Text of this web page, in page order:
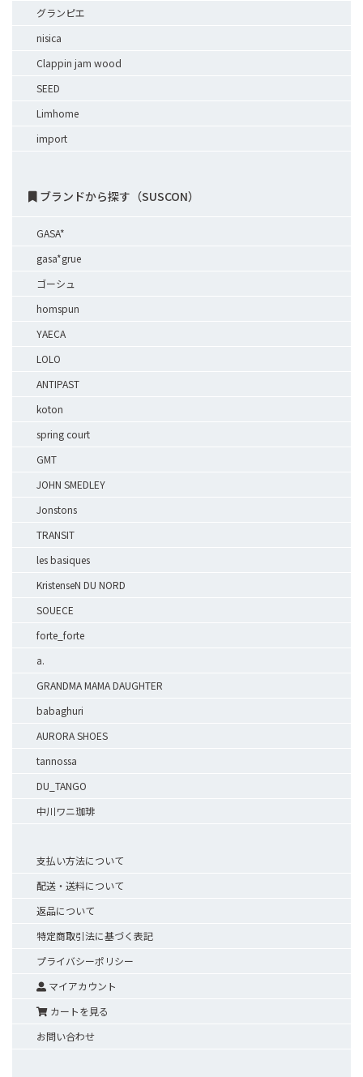
グランピエ
nisica
Clappin jam wood
SEED
Limhome
import
ブランドから探す（SUSCON）
GASA*
gasa*grue
ゴーシュ
homspun
YAECA
LOLO
ANTIPAST
koton
spring court
GMT
JOHN SMEDLEY
Jonstons
TRANSIT
les basiques
KristenseN DU NORD
SOUECE
forte_forte
a.
GRANDMA MAMA DAUGHTER
babaghuri
AURORA SHOES
tannossa
DU_TANGO
中川ワニ珈琲
支払い方法について
配送・送料について
返品について
特定商取引法に基づく表記
プライバシーポリシー
マイアカウント
カートを見る
お問い合わせ